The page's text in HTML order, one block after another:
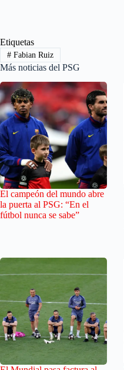
Etiquetas
#Fabian Ruiz
Más noticias del PSG
El campeón del mundo abre
la puerta al PSG: “En el
fútbol nunca se sabe”